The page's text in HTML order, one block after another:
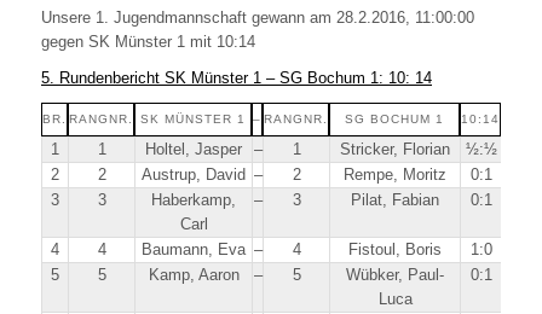
Unsere 1. Jugendmannschaft gewann am 28.2.2016, 11:00:00
gegen SK Münster 1 mit 10:14
5. Rundenbericht SK Münster 1 – SG Bochum 1: 10: 14
BR. RANGNR. SK MÜNSTER 1 – RANGNR. SG BOCHUM 1 10:14
1 1 Holtel, Jasper – 1 Stricker, Florian
½:½
2
2 Austrup, David – 2 Rempe, Moritz
0:1
3
3
Haberkamp,
Carl
– 3 Pilat, Fabian 0:1
4 4 Baumann, Eva – 4 Fistoul, Boris
1:0
5
5 Kamp, Aaron – 5
Wübker, Paul-
Luca
0:1